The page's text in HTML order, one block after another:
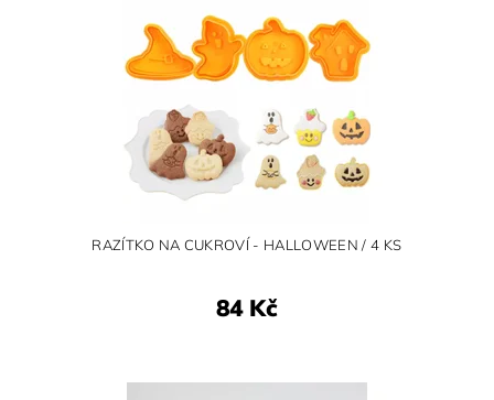
RAZÍTKO NA CUKROVÍ - HALLOWEEN / 4 KS
84 Kč